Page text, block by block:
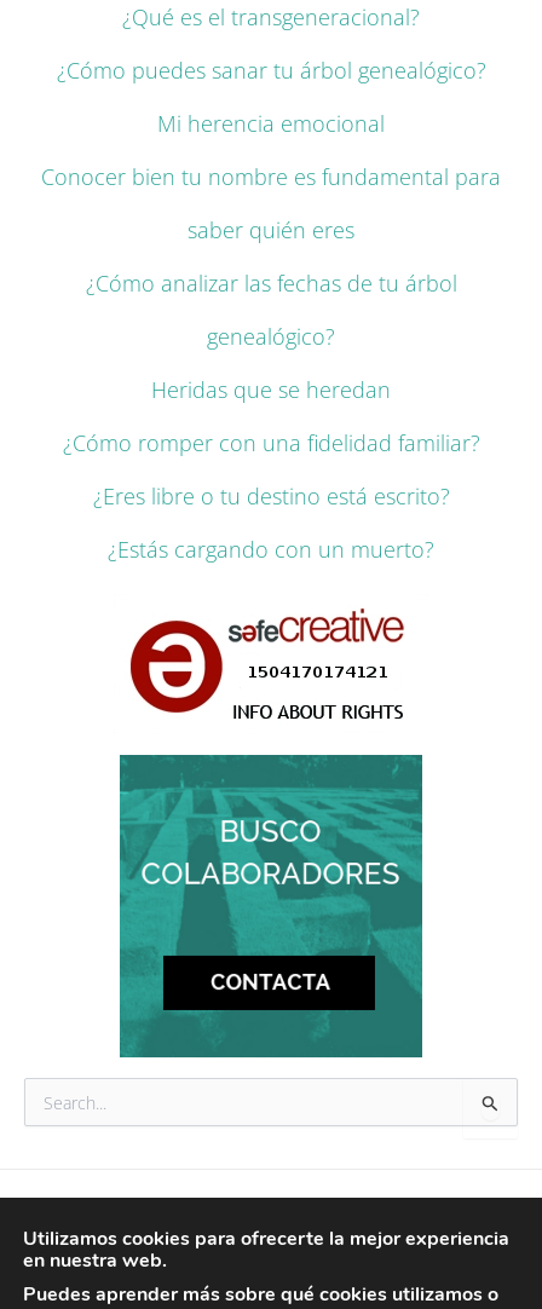
¿Qué es el transgeneracional?
¿Cómo puedes sanar tu árbol genealógico?
Mi herencia emocional
Conocer bien tu nombre es fundamental para
saber quién eres
¿Cómo analizar las fechas de tu árbol
genealógico?
Heridas que se heredan
¿Cómo romper con una fidelidad familiar?
¿Eres libre o tu destino está escrito?
¿Estás cargando con un muerto?
p
o
r
POLÍTICA DE PRIVACIDAD
Utilizamos cookies para ofrecerte la mejor experiencia
en nuestra web.
Puedes aprender más sobre qué cookies utilizamos o